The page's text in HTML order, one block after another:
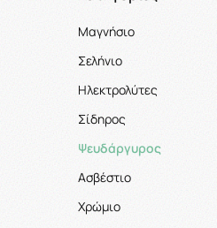
Μαγνήσιο
Σελήνιο
Ηλεκτρολύτες
Σίδηρος
Ψευδάργυρος
Ασβέστιο
Χρώμιο